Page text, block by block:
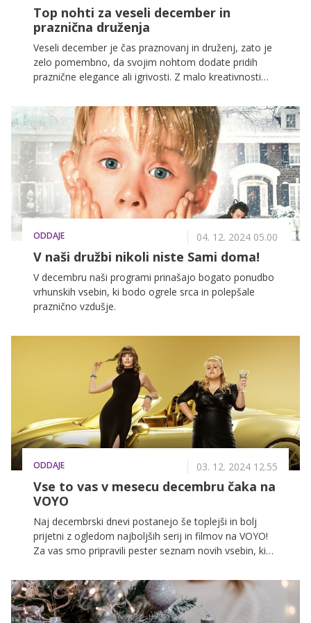
Top nohti za veseli december in
praznična druženja
Veseli december je čas praznovanj in druženj, zato je
zelo pomembno, da svojim nohtom dodate pridih
praznične elegance ali igrivosti. Z malo kreativnosti
dodatek, ki bo dopolnil vsak videz. V nadaljevanju vam
razkrivamo nekaj super idej za praznične manikure.
ODDAJE 04. 12. 2024 05.00
V naši družbi nikoli niste Sami doma!
V decembru naši programi prinašajo bogato ponudbo
vrhunskih vsebin, ki bodo ogrele srca in polepšale
praznično vzdušje.
ODDAJE 03. 12. 2024 12.55
Vse to vas v mesecu decembru čaka na
VOYO
Naj decembrski dnevi postanejo še toplejši in bolj
prijetni z ogledom najboljših serij in filmov na VOYO!
Za vas smo pripravili pester seznam novih vsebin, ki